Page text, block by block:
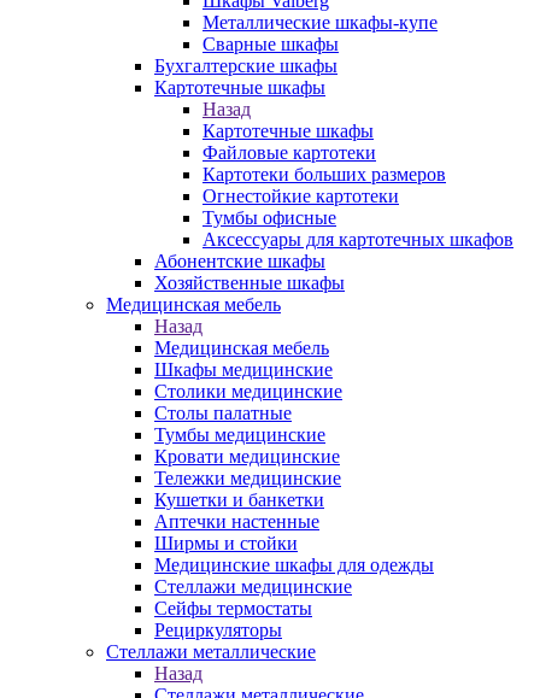
Металлические шкафы-купе
Сварные шкафы
Бухгалтерские шкафы
Картотечные шкафы
Назад
Картотечные шкафы
Файловые картотеки
Картотеки больших размеров
Огнестойкие картотеки
Тумбы офисные
Аксессуары для картотечных шкафов
Абонентские шкафы
Хозяйственные шкафы
Медицинская мебель
Назад
Медицинская мебель
Шкафы медицинские
Столики медицинские
Столы палатные
Тумбы медицинские
Кровати медицинские
Тележки медицинские
Кушетки и банкетки
Аптечки настенные
Ширмы и стойки
Медицинские шкафы для одежды
Стеллажи медицинские
Сейфы термостаты
Рециркуляторы
Стеллажи металлические
Назад